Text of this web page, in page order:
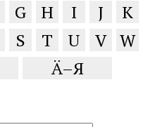
G H I J
K
S T U V W
Ä–Я